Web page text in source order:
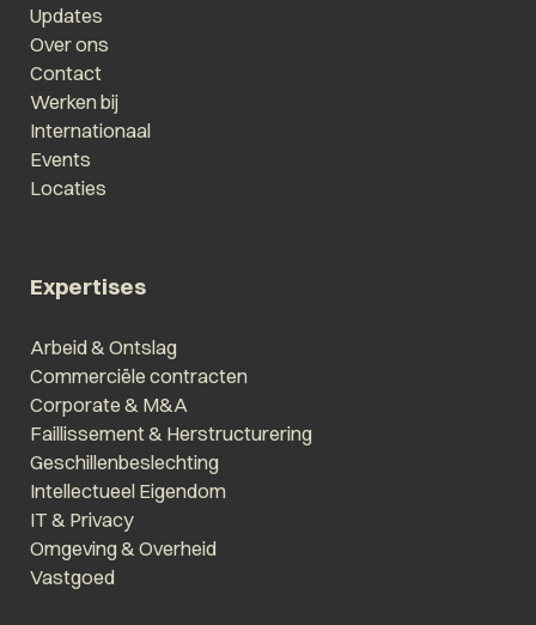
Updates
Over ons
Contact
Werken bij
Internationaal
Events
Locaties
Expertises
Arbeid & Ontslag
Commerciële contracten
Corporate & M&A
Faillissement & Herstructurering
Geschillenbeslechting
Intellectueel Eigendom
IT & Privacy
Omgeving & Overheid
Vastgoed